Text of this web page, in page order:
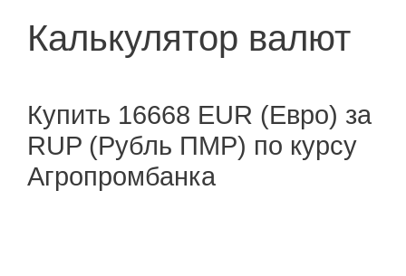
Калькулятор валют
Купить 16668 EUR (Евро) за
RUP (Рубль ПМР) по курсу
Агропромбанка